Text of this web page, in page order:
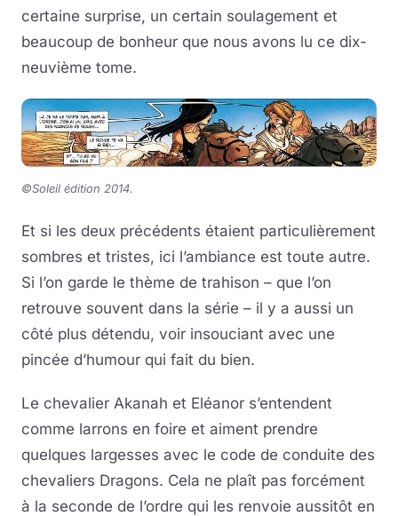
certaine surprise, un certain soulagement et
beaucoup de bonheur que nous avons lu ce dix-
neuvième tome.
©Soleil édition 2014.
Et si les deux précédents étaient particulièrement
sombres et tristes, ici l’ambiance est toute autre.
Si l’on garde le thème de trahison – que l’on
retrouve souvent dans la série – il y a aussi un
côté plus détendu, voir insouciant avec une
pincée d’humour qui fait du bien.
Le chevalier Akanah et Eléanor s’entendent
comme larrons en foire et aiment prendre
quelques largesses avec le code de conduite des
chevaliers Dragons. Cela ne plaît pas forcément
à la seconde de l’ordre qui les renvoie aussitôt en